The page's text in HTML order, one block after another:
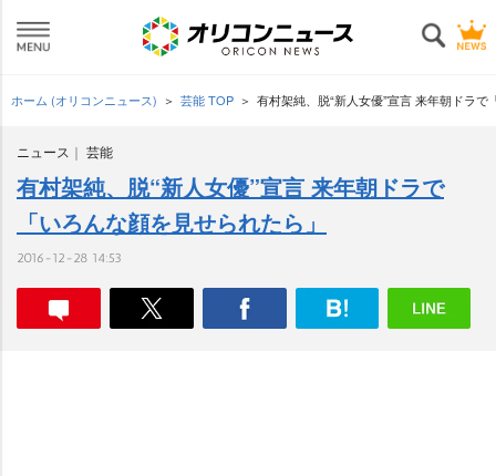
ホーム (オリコンニュース) 芸能 TOP 有村架純、脱“新人女優”宣言 来年朝ドラ
ニュース 芸能
有村架純、脱“新人女優”宣言 来年朝ドラで
「いろんな顔を見せられたら」
2016-12-28 14:53